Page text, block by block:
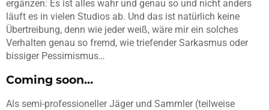
ergänzen: Es ist alles wahr und genau so und nicht anders
läuft es in vielen Studios ab. Und das ist natürlich keine
Übertreibung, denn wie jeder weiß, wäre mir ein solches
Verhalten genau so fremd, wie triefender Sarkasmus oder
bissiger Pessimismus…
Coming soon…
Als semi-professioneller Jäger und Sammler (teilweise